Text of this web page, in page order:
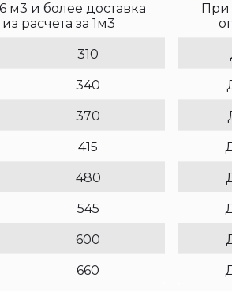
центр
м3 и более доставка
расчета за 1м3
310
340
370
415
480
545
600
660
При